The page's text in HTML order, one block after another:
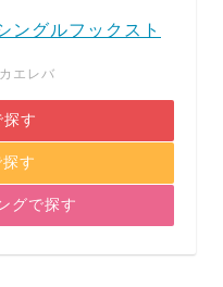
ングルフックスト
カエレバ
す
す
グで探す